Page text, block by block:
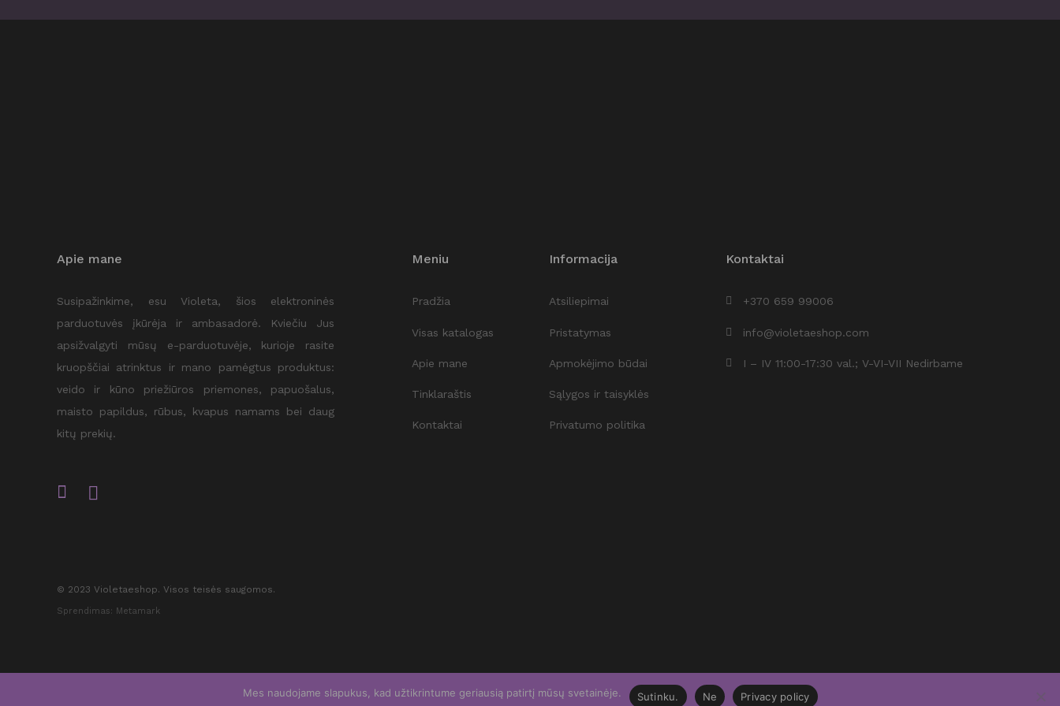
Apie mane
Susipažinkime, esu Violeta, šios elektroninės
parduotuvės įkūrėja ir ambasadorė. Kviečiu Jus
apsižvalgyti mūsų e-parduotuvėje, kurioje rasite
kruopščiai atrinktus ir mano pamėgtus produktus:
veido ir kūno priežiūros priemones, papuošalus,
maisto papildus, rūbus, kvapus namams bei daug
kitų prekių.
Meniu
Pradžia
Visas katalogas
Apie mane
Tinklaraštis
Kontaktai
Informacija
Atsiliepimai
Pristatymas
Apmokėjimo būdai
Sąlygos ir taisyklės
Privatumo politika
Kontaktai
+370 659 99006
info@violetaeshop.com
I – IV 11:00-17:30 val.; V-VI-VII Nedirbame
© 2023 Violetaeshop. Visos teisės saugomos.
Sprendimas: Metamark
Mes naudojame slapukus, kad užtikrintume geriausią patirtį mūsų svetainėje. Sutinku. Ne Privacy policy